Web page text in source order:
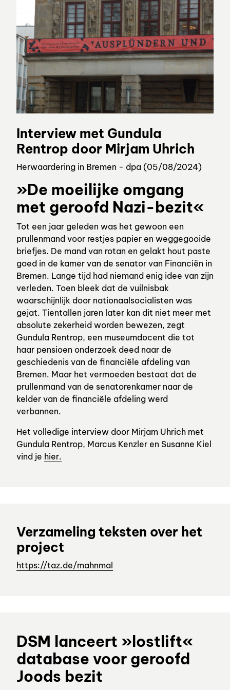
Interview met Gundula
Rentrop door Mirjam Uhrich
Herwaardering in Bremen - dpa (05/08/2024)
»De moeilijke omgang
met geroofd Nazi-bezit«
Tot een jaar geleden was het gewoon een
prullenmand voor restjes papier en weggegooide
briefjes. De mand van rotan en gelakt hout paste
goed in de kamer van de senator van Financiën in
Bremen. Lange tijd had niemand enig idee van zijn
verleden. Toen bleek dat de vuilnisbak
waarschijnlijk door nationaalsocialisten was
gejat. Tientallen jaren later kan dit niet meer met
absolute zekerheid worden bewezen, zegt
Gundula Rentrop, een museumdocent die tot
haar pensioen onderzoek deed naar de
geschiedenis van de financiële afdeling van
Bremen. Maar het vermoeden bestaat dat de
prullenmand van de senatorenkamer naar de
kelder van de financiële afdeling werd
verbannen.
Het volledige interview door Mirjam Uhrich met
Gundula Rentrop, Marcus Kenzler en Susanne Kiel
vind je hier.
Verzameling teksten over het
project
https://taz.de/mahnmal
DSM lanceert »lostlift«
database voor geroofd
Joods bezit